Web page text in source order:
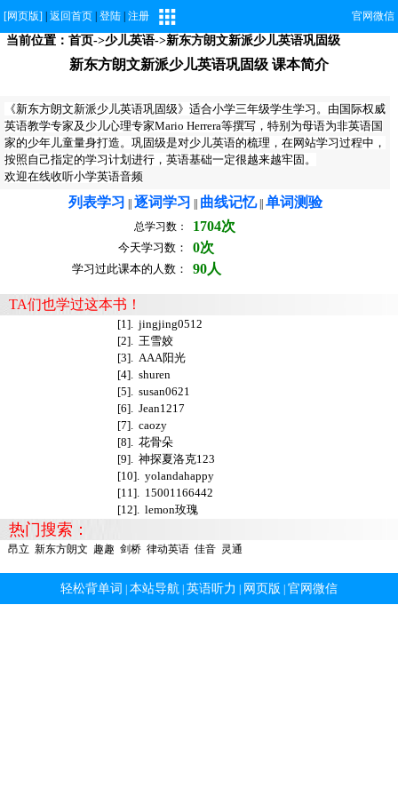
[网页版] 返回首页 登陆 注册 官网微信
当前位置： 首页->少儿英语->新东方朗文新派少儿英语巩固级
新东方朗文新派少儿英语巩固级 课本简介
《新东方朗文新派少儿英语巩固级》适合小学三年级学生学习。由国际权威
英语教学专家及少儿心理专家Mario Herrera等撰写，特别为母语为非英语国
家的少年儿童量身打造。巩固级是对少儿英语的梳理，在网站学习过程中，
按照自己指定的学习计划进行，英语基础一定很越来越牢固。
欢迎在线收听小学英语音频
列表学习 逐词学习 曲线记忆|| 单词测验
总学习数： 1704次
今天学习数： 0次
学习过此课本的人数： 90人
TA们也学过这本书！
[1]. jingjing0512
[2]. 王雪姣
[3]. AAA阳光
[4]. shuren
[5]. susan0621
[6]. Jean1217
[7]. caozy
[8]. 花骨朵
[9]. 神探夏洛克123
[10]. yolandahappy
[11]. 15001166442
[12]. lemon玫瑰
热门搜索：
昂立 新东方朗文 趣趣 剑桥 律动英语 佳音 灵通
轻松背单词 本站导航 英语听力 网页版 官网微信